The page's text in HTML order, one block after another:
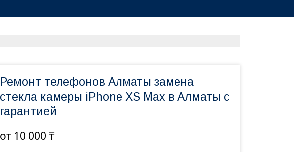
Ремонт телефонов Алматы замена
стекла камеры iPhone XS Max в Алматы с
гарантией
от 10 000 ₸